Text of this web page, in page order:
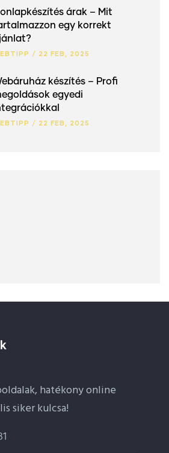
árak – Mit
egy korrekt
/ 22 FEB, 2025
készítés – Profi
egyedi
/ 22 FEB, 2025
hatékony online
siker kulcsa!